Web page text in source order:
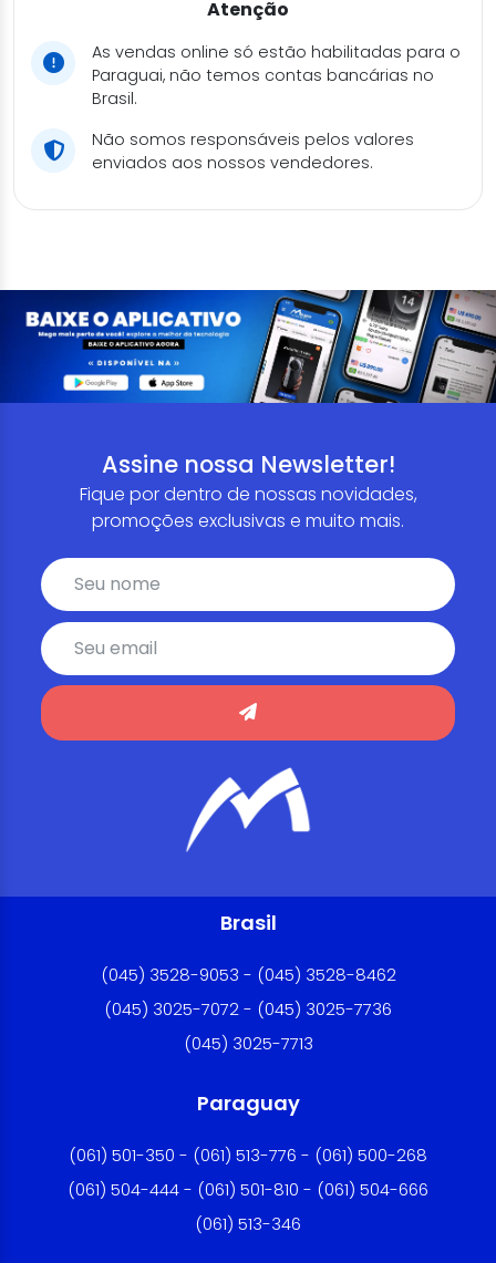
Atenção
As vendas online só estão habilitadas para o
Paraguai, não temos contas bancárias no
Brasil.
Não somos responsáveis pelos valores
enviados aos nossos vendedores.
Assine nossa Newsletter!
Fique por dentro de nossas novidades,
promoções exclusivas e muito mais.
Brasil
(045) 3528-9053 - (045) 3528-8462
(045) 3025-7072 - (045) 3025-7736
(045) 3025-7713
Paraguay
(061) 501-350 - (061) 513-776 - (061) 500-268
(061) 504-444 - (061) 501-810 - (061) 504-666
(061) 513-346